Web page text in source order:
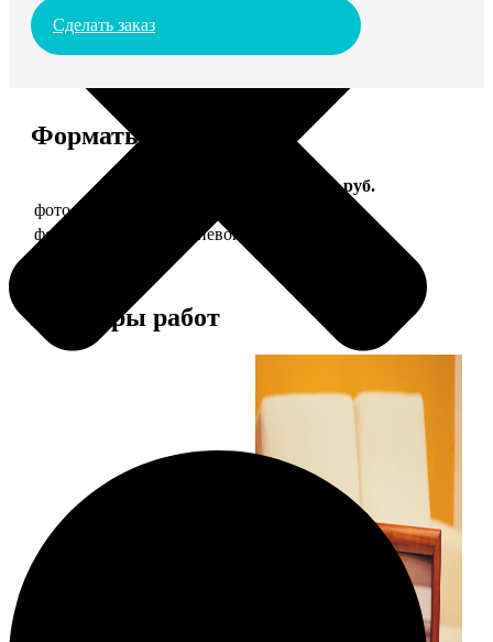
Сделать заказ
Форматы и цены
Цена, руб.
фото 10х15 в деревянной рамке
фото 10х15 в алюминиевой рамке
Примеры работ